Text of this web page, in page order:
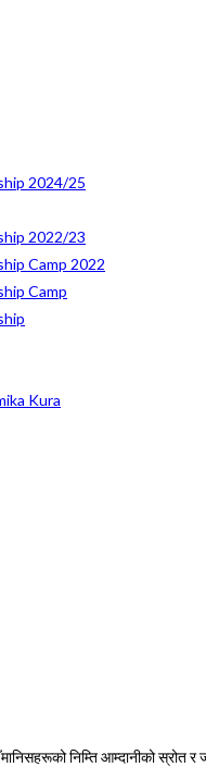
2024/25
2022/23
Camp 2022
Camp
Kura
निम्ति आम्दानीको स्रोत